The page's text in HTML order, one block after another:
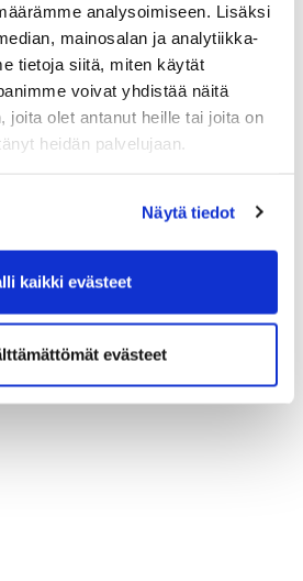
analysoimiseen. Lisäksi
mainosalan ja analytiikka-
tietoja siitä, miten käytät
voivat yhdistää näitä
joita olet antanut heille tai joita on
heidän palvelujaan.
Näytä tiedot
kaikki evästeet
evästeet